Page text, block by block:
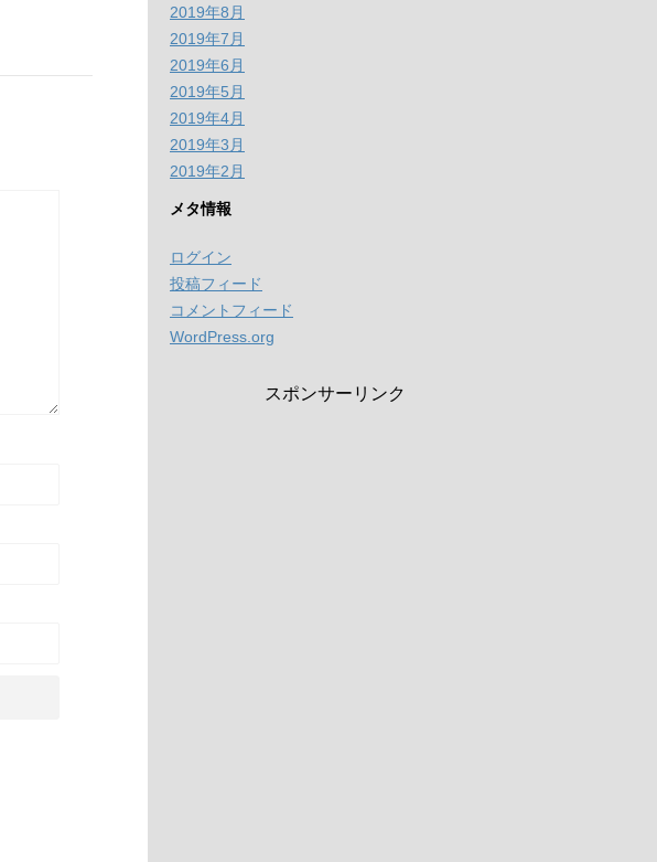
2019年8月
2019年7月
2019年6月
2019年5月
2019年4月
2019年3月
2019年2月
メタ情報
ログイン
投稿フィード
コメントフィード
WordPress.org
スポンサーリンク